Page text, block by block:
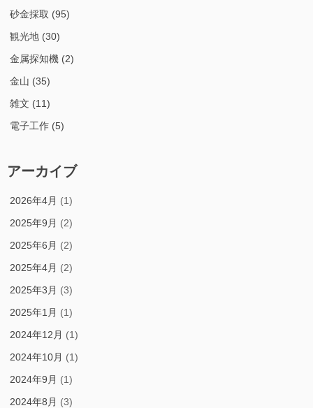
砂金採取 (95)
観光地 (30)
金属探知機 (2)
金山 (35)
雑文 (11)
電子工作 (5)
アーカイブ
2026年4月 (1)
2025年9月 (2)
2025年6月 (2)
2025年4月 (2)
2025年3月 (3)
2025年1月 (1)
2024年12月 (1)
2024年10月 (1)
2024年9月 (1)
2024年8月 (3)